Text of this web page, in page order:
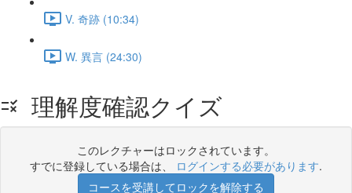
V. 奇跡 (10:34)
W. 異言 (24:30)
理解度確認クイズ
このレクチャーはロックされています。
すでに登録している場合は、 ログインする必要があります.
コースを受講してロックを解除する